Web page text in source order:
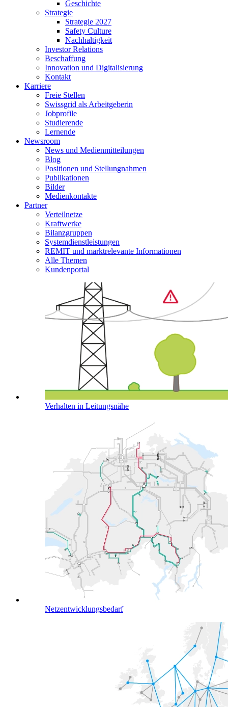
Geschichte
Strategie
Strategie 2027
Safety Culture
Nachhaltigkeit
Investor Relations
Beschaffung
Innovation und Digitalisierung
Kontakt
Karriere
Freie Stellen
Swissgrid als Arbeitgeberin
Jobprofile
Studierende
Lernende
Newsroom
News und Medienmitteilungen
Blog
Positionen und Stellungnahmen
Publikationen
Bilder
Medienkontakte
Partner
Verteilnetze
Kraftwerke
Bilanzgruppen
Systemdienstleistungen
REMIT und marktrelevante Informationen
Alle Themen
Kundenportal
Verhalten in Leitungsnähe
Netzentwicklungsbedarf